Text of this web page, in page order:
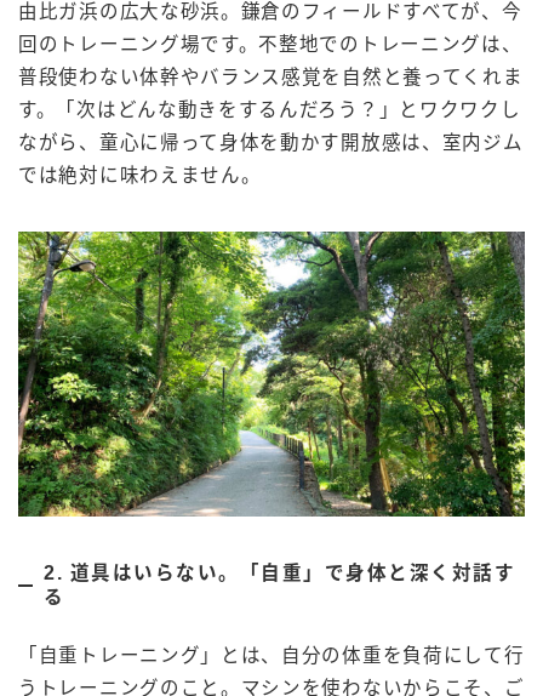
由比ガ浜の広大な砂浜。鎌倉のフィールドすべてが、今
回のトレーニング場です。不整地でのトレーニングは、
普段使わない体幹やバランス感覚を自然と養ってくれま
す。「次はどんな動きをするんだろう？」とワクワクし
ながら、童心に帰って身体を動かす開放感は、室内ジム
では絶対に味わえません。
2. 道具はいらない。「自重」で身体と深く対話す
る
「自重トレーニング」とは、自分の体重を負荷にして行
うトレーニングのこと。マシンを使わないからこそ、ご